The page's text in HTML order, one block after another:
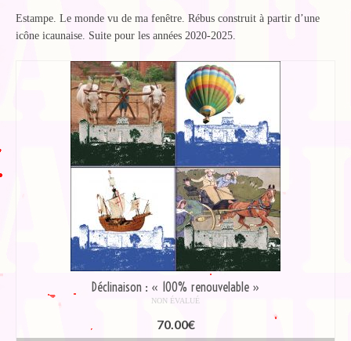
Bibliographie
Edition de Cartes postales.
Au temps du Covid
Post-it politiques
Estampe. Le monde vu de ma fenêtre. Rébus construit à partir d’une
icône icaunaise. Suite pour les années 2020-2025.
Déclinaison : « 100% renouvelable »
NON ÉVALUÉ
70.00€